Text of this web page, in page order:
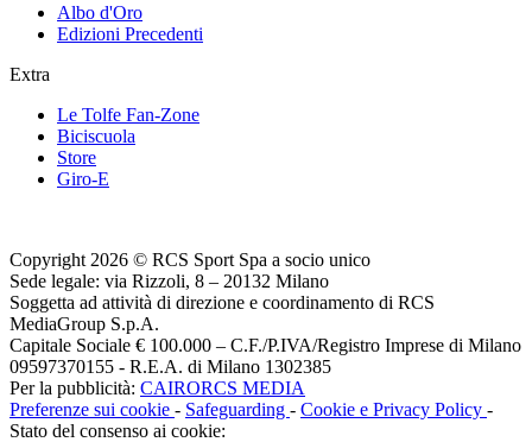
Albo d'Oro
Edizioni Precedenti
Extra
Le Tolfe Fan-Zone
Biciscuola
Store
Giro-E
Copyright 2026 © RCS Sport Spa a socio unico
Sede legale: via Rizzoli, 8 – 20132 Milano
Soggetta ad attività di direzione e coordinamento di RCS
MediaGroup S.p.A.
Capitale Sociale € 100.000 – C.F./P.IVA/Registro Imprese di Milano
09597370155 - R.E.A. di Milano 1302385
Per la pubblicità: CAIRORCS MEDIA
Preferenze sui cookie - Safeguarding - Cookie e Privacy Policy -
Stato del consenso ai cookie: